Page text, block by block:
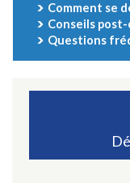
Comment se
Conseils
Questions